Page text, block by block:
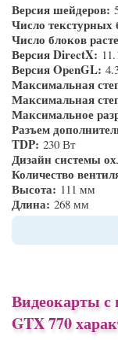
Версия шейдеров:
Число текстурных
Число блоков
Версия DirectX:
Версия OpenGL:
Максимальная
Максимальная
Максимальное
Разъем
TDP: 230 Вт
Дизайн системы
Количество
Высота: 111 мм
Длина: 268 мм
Видеокарты с
GTX 770